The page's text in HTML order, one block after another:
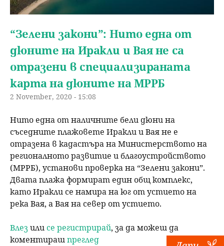
“Зелени закони”: Нито една от
дюните на Иракли и Вая не са
отразени в специализираната
карта на дюните на МРРБ
2 November, 2020 - 15:08
Нито една от наличните бели дюни на
съседните плажовете Иракли и Вая не е
отразена в кадастъра на Министерството на
регионалното развитие и благоустройството
(МРРБ), установи проверка на “Зелени закони”.
Двата плажа формират един общ комплекс,
като Иракли се намира на юг от устието на
река Вая, а Вая на север от устието.
Влезили се регистрирай, за да можеш да
коментирашпреглед